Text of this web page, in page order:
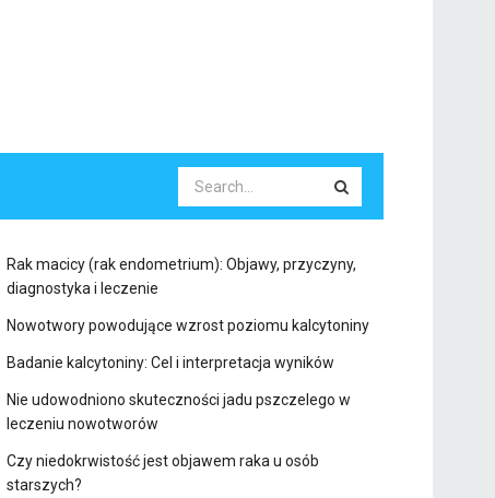
Rak macicy (rak endometrium): Objawy, przyczyny,
diagnostyka i leczenie
Nowotwory powodujące wzrost poziomu kalcytoniny
Badanie kalcytoniny: Cel i interpretacja wyników
Nie udowodniono skuteczności jadu pszczelego w
leczeniu nowotworów
Czy niedokrwistość jest objawem raka u osób
starszych?